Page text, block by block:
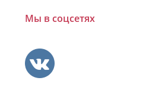
Мы в соцсетях